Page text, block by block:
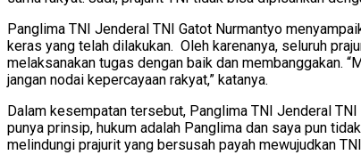
Panglima TNI Jenderal TNI Gatot Nurmantyo
keras yang telah dilakukan. Oleh karenanya, seluruh
melaksanakan tugas dengan baik dan membanggakan.
jangan nodai kepercayaan rakyat,” katanya.
Dalam kesempatan tersebut, Panglima TNI Jenderal
punya prinsip, hukum adalah Panglima dan saya pun
melindungi prajurit yang bersusah payah mewujudkan